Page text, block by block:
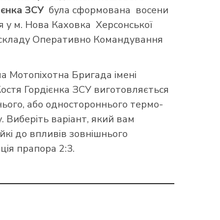
Друк на футболках
Друк та вишивка на кепках
Манішки
Друк шаликів
Друк на записниках
Друк на повербанках
Друк на запальничках
ПІДРОЗДІЛІВ РОЗВІДКИ
СИЛ ПІДТРИМКИ ЗСУ
ВСП
СБУ
ОДЕСЬКОЇ ОБЛАСТІ
РІВНЕНСЬКОЇ ОБЛАСТІ
ХЕРСОНСЬКОЇ ОБЛАСТІ
ЧЕРКАСЬКОЇ ОБЛАСТІ
ЧЕРНІГІВСЬКОЇ ОБЛАСТІ
ЗСУбула сформована восени
у м. Нова Каховка Херсонської
Оперативно Командування
Бригада імені
Гордієнка ЗСУ виготовляється
або одностороннього термо-
Виберіть варіант, який вам
до впливів зовнішнього
прапора 2:3.